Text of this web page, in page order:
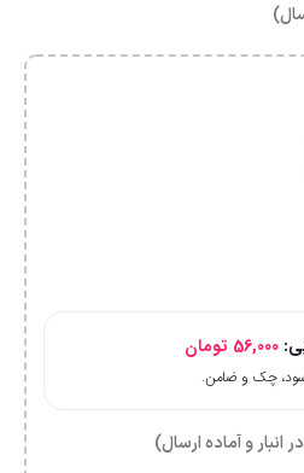
56,000 تومان
انبار و آماده ارسال)